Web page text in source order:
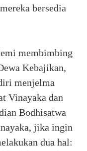
bersedia
membimbing
Kebajikan,
menjelma
Vinayaka dan
Bodhisatwa
jika ingin
dua hal: